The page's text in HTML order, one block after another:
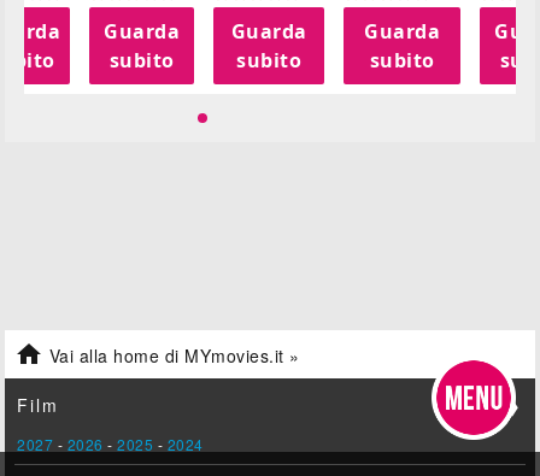
Guarda
subito
Guarda
subito
Guarda
subito
 Vai alla home di MYmovies.it »
Film ❯
2027 - 2026 -2025 - 2024